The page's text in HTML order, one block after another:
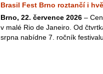
Brasil Fest Brno roztančí i
Brno, 22. července 2026 –
v malé Rio de Janeiro. Od
srpna nabídne 7. ročník